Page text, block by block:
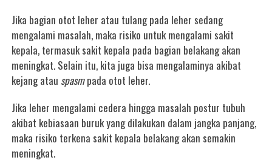
Jika bagian otot leher atau tulang pada leher sedang
mengalami masalah, maka risiko untuk mengalami sakit
kepala, termasuk sakit kepala pada bagian belakang akan
meningkat. Selain itu, kita juga bisa mengalaminya akibat
kejang atau spasmpada otot leher.
Jika leher mengalami cedera hingga masalah postur tubuh
akibat kebiasaan buruk yang dilakukan dalam jangka panjang,
maka risiko terkena sakit kepala belakang akan semakin
meningkat.